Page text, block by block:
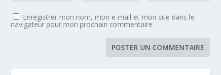
Enregistrer mon nom, mon e-mail et mon site dans le
navigateur pour mon prochain commentaire.